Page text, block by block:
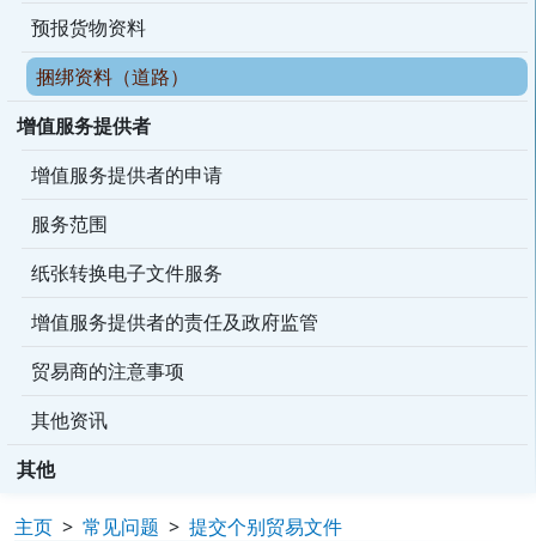
预报货物资料
捆绑资料（道路）
增值服务提供者
增值服务提供者的申请
服务范围
纸张转换电子文件服务
增值服务提供者的责任及政府监管
贸易商的注意事项
其他资讯
其他
主页 > 常见问题 > 提交个别贸易文件